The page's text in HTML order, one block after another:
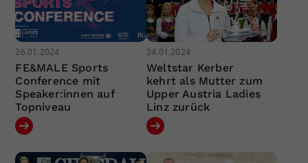
26.01.2024
FE&MALE Sports
Conference mit
Speaker:innen auf
Topniveau
24.01.2024
Weltstar Kerber
kehrt als Mutter zum
Upper Austria Ladies
Linz zurück